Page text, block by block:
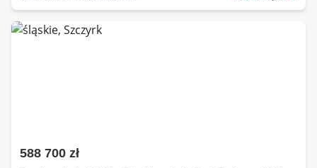
588 700 zł